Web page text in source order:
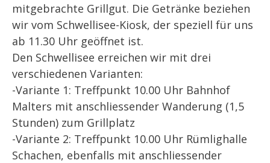
mitgebrachte Grillgut. Die Getränke beziehen
wir vom Schwellisee-Kiosk, der speziell für uns
ab 11.30 Uhr geöffnet ist.
Den Schwellisee erreichen wir mit drei
verschiedenen Varianten:
-Variante 1: Treffpunkt 10.00 Uhr Bahnhof
Malters mit anschliessender Wanderung (1,5
Stunden) zum Grillplatz
-Variante 2: Treffpunkt 10.00 Uhr Rümlighalle
Schachen, ebenfalls mit anschliessender